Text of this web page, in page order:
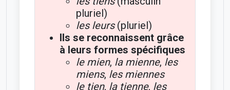
pluriel)
les leurs(pluriel)
Ils se reconnaissent grâce
à leurs formes spécifiques
le mien, la mienne, les
miens, les miennes
le tien, la tienne, les